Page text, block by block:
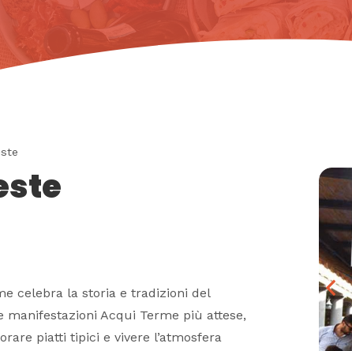
celebra la storia e tradizioni del
Acqui Terme più attese,
piatti tipici e vivere l’atmosfera